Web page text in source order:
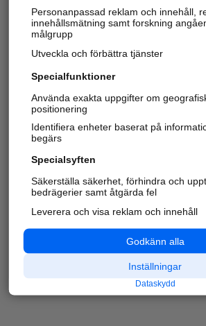
Personanpassad reklam och innehåll,
innehållsmätning samt forskning
målgrupp
Utveckla och förbättra tjänster
Specialfunktioner
Använda exakta uppgifter om
positionering
Identifiera enheter baserat på
begärs
Specialsyften
Säkerställa säkerhet, förhindra och
bedrägerier samt åtgärda fel
Leverera och visa reklam och innehåll
Godkänn alla
Inställningar
Dataskydd